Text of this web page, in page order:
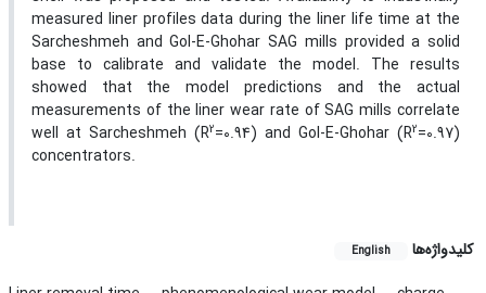
measured liner profiles data during the liner life time at the
Sarcheshmeh and Gol-E-Ghohar SAG mills provided a solid
base to calibrate and validate the model. The results
showed that the model predictions and the actual
measurements of the liner wear rate of SAG mills correlate
well at Sarcheshmeh (R2=0.94) and Gol-E-Ghohar (R2=0.97)
concentrators.
کلیدواژه‌ها English